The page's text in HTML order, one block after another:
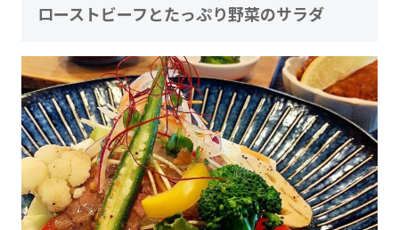
ローストビーフとたっぷり野菜のサラダ